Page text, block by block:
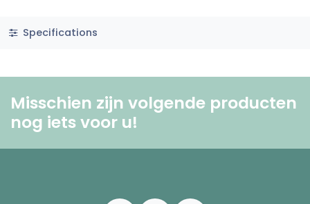
Specifications
Misschien zijn volgende producten
nog iets voor u! ​